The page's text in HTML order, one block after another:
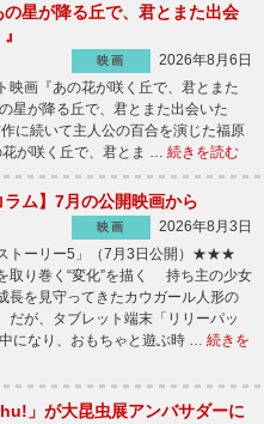
の星が降る丘で、君とまた出会
映画
2026年8月6日
映画『あの花が咲く丘で、君とまた
星が降る丘で、君とまた出会いた
に続いて主人公の百合を演じた福原
が咲く丘で、君とま … 続きを読む
ラム】7月の公開映画から
映画
2026年8月3日
ストーリー5」（7月3日公開）★★★
取り巻く“変化”を描く 持ち主の少女
長を見守ってきたカウガール人形の
だが、タブレット端末「リリーパッ
になり、おもちゃと遊ぶ時 … 続きを
」が大昆虫展アンバサダーに